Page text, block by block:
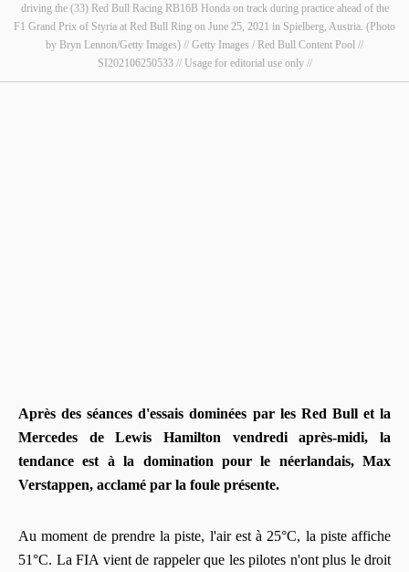
driving the (33) Red Bull Racing RB16B Honda on track during practice ahead of the
F1 Grand Prix of Styria at Red Bull Ring on June 25, 2021 in Spielberg, Austria. (Photo
by Bryn Lennon/Getty Images) // Getty Images / Red Bull Content Pool //
SI202106250533 // Usage for editorial use only //
Après des séances d'essais dominées par les Red Bull et la
Mercedes de Lewis Hamilton vendredi après-midi, la
tendance est à la domination pour le néerlandais, Max
Verstappen, acclamé par la foule présente.
Au moment de prendre la piste, l'air est à 25°C, la piste affiche
51°C. La FIA vient de rappeler que les pilotes n'ont plus le droit